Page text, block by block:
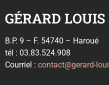
GÉRARD
B.P. 9 – F. 54740 – Haroué
tél : 03.83.524.908
Courriel : contact@gerard-